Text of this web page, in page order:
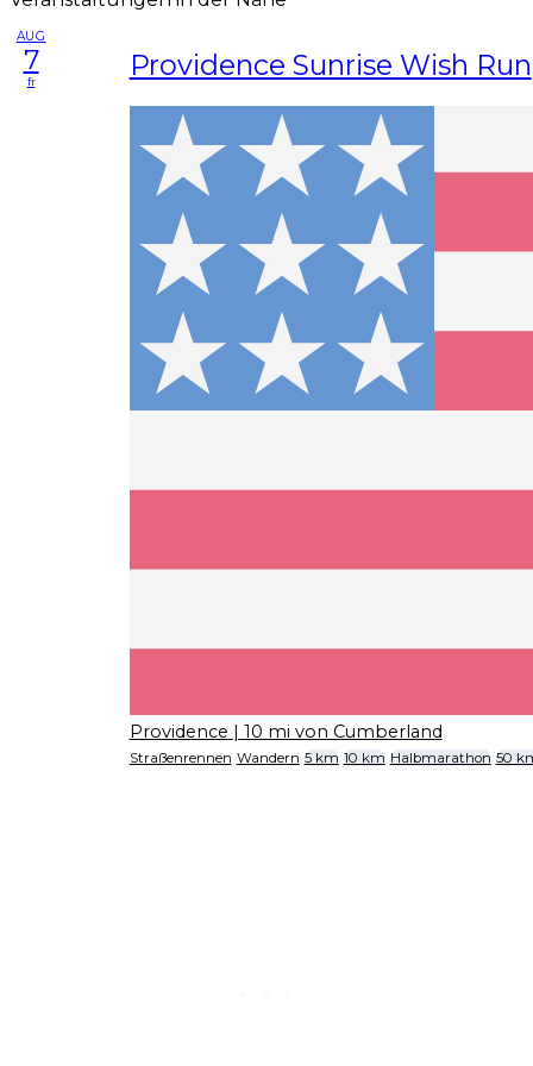
AUG
7
fr Providence Sunrise Wish Run
Providence | 10 mi von Cumberland
Straßenrennen Wandern 5 km 10 km Halbmarathon 50